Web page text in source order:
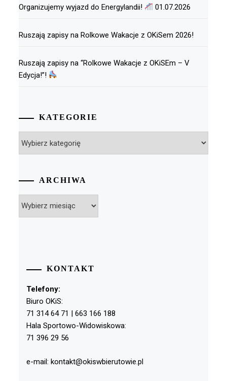
Organizujemy wyjazd do Energylandii! 01.07.2026
Ruszają zapisy na Rolkowe Wakacje z OKiSem 2026!
Ruszają zapisy na “Rolkowe Wakacje z OKiSEm – V
Edycja!”!
KATEGORIE
ARCHIWA
KONTAKT
Telefony:
Biuro OKiS:
71 314 64 71 | 663 166 188
Hala Sportowo-Widowiskowa:
71 396 29 56
e-mail: kontakt@okiswbierutowie.pl